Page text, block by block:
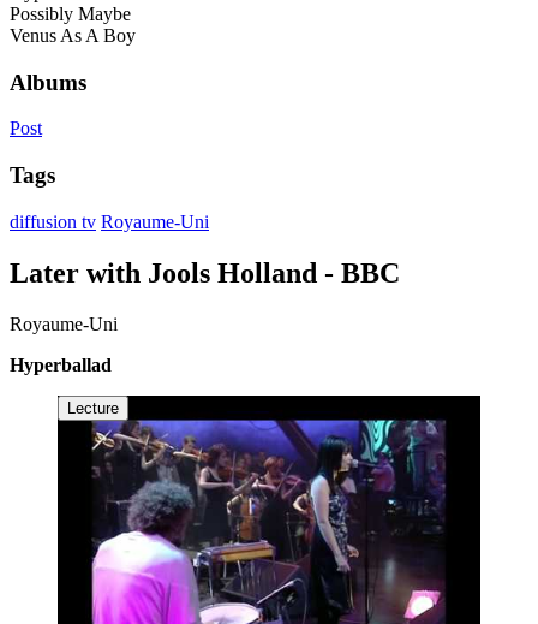
Possibly Maybe
Venus As A Boy
Albums
Post
Tags
diffusion tv Royaume-Uni
Later with Jools Holland - BBC
Royaume-Uni
Hyperballad
Lecture